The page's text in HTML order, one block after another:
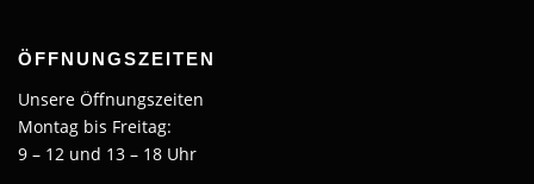
ÖFFNUNGSZEITEN
Unsere Öffnungszeiten
Montag bis Freitag:
9 – 12 und 13 – 18 Uhr